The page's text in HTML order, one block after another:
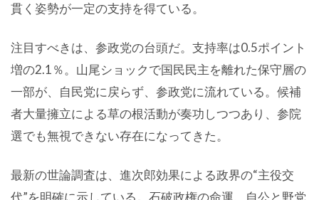
貫く姿勢が一定の支持を得ている。
注目すべきは、参政党の台頭だ。支持率は0.5ポイント
増の2.1％。山尾ショックで国民民主を離れた保守層の
一部が、自民党に戻らず、参政党に流れている。候補
者大量擁立による草の根活動が奏功しつつあり、参院
選でも無視できない存在になってきた。
最新の世論調査は、進次郎効果による政界の“主役交
代”を明確に示している。石破政権の命運、自公と野党